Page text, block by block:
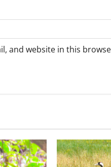
and website in this